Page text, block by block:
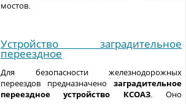
мостов.
Устройство заградительное
переездное
Для безопасности железнодорожных
переездов предназначено заградительное
переездное устройство КСОАЗ. Оно